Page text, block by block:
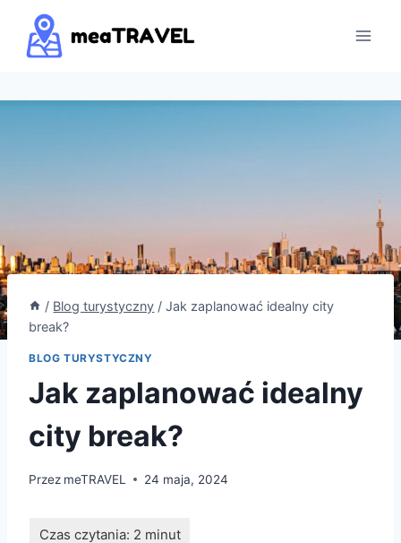
Przejdź
treści
/ Blog turystyczny / Jak zaplanować idealny city
break?
BLOG TURYSTYCZNY
Jak zaplanować idealny
city break?
Przez meTRAVEL 24 maja, 2024